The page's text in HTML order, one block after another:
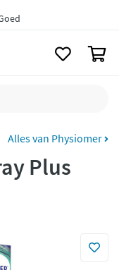
*
Alles van Physiomer
Plus